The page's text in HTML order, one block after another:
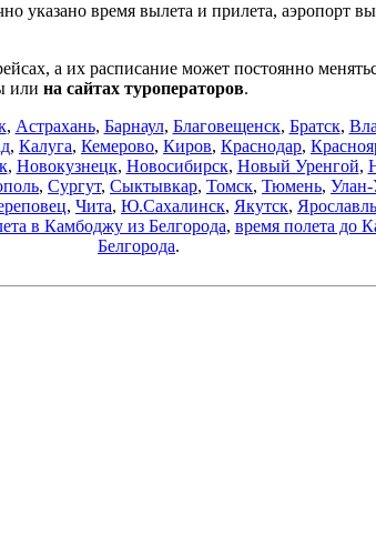
указано время вылета и прилета, аэропорт
а их расписание может постоянно
или на сайтах туроператоров.
, Астрахань, Барнаул, Благовещенск, Братск,
, Калуга, Кемерово, Киров, Краснодар,
, Новокузнецк, Новосибирск, Новый Уренгой,
, Сургут, Сыктывкар, Томск, Тюмень, Улан-
, Чита, Ю.Сахалинск, Якутск, Ярославль
в Камбоджу из Белгорода, время полета до
Белгорода.